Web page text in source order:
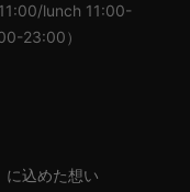
lunch 11:00-
23:00）
に込めた想い